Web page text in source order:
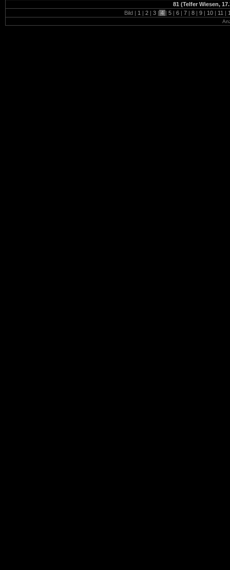
81 (Telfer Wiesen,
Bild | 1 | 2 | 3 | 4 | 5 | 6 | 7 | 8 | 9 | 10 | 11 |